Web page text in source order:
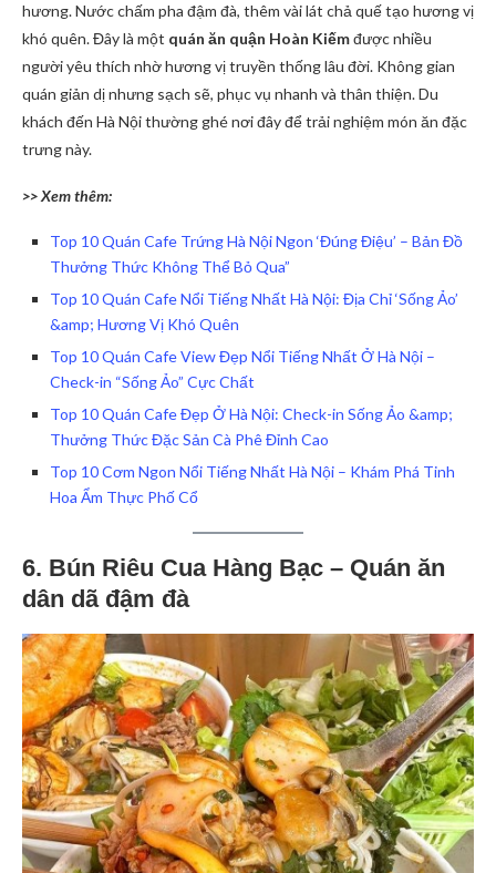
hương. Nước chấm pha đậm đà, thêm vài lát chả quế tạo hương vị
khó quên. Đây là một quán ăn quận Hoàn Kiếmđược nhiều
người yêu thích nhờ hương vị truyền thống lâu đời. Không gian
quán giản dị nhưng sạch sẽ, phục vụ nhanh và thân thiện. Du
khách đến Hà Nội thường ghé nơi đây để trải nghiệm món ăn đặc
trưng này.
>> Xem thêm:
Top 10 Quán Cafe Trứng Hà Nội Ngon ‘Đúng Điệu’ – Bản Đồ
Thưởng Thức Không Thể Bỏ Qua”
Top 10 Quán Cafe Nổi Tiếng Nhất Hà Nội: Địa Chỉ ‘Sống Ảo’
&amp; Hương Vị Khó Quên
Top 10 Quán Cafe View Đẹp Nổi Tiếng Nhất Ở Hà Nội –
Check-in “Sống Ảo” Cực Chất
Top 10 Quán Cafe Đẹp Ở Hà Nội: Check-in Sống Ảo &amp;
Thưởng Thức Đặc Sản Cà Phê Đỉnh Cao
Top 10 Cơm Ngon Nổi Tiếng Nhất Hà Nội – Khám Phá Tinh
Hoa Ẩm Thực Phố Cổ
6. Bún Riêu Cua Hàng Bạc – Quán ăn
dân dã đậm đà